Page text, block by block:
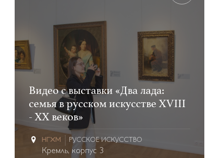
Видео с выставки «Два лада:
семья в русском искусстве XVIII
- ХХ веков»
РУССКОЕ ИСКУССТВО
Кремль, корпус 3